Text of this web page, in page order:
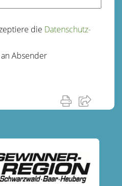
die Datenschutz­
Absender